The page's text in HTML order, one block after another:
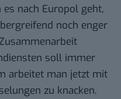
nach Europol geht,
noch enger
soll immer
arbeitet man jetzt mit
zu knacken.